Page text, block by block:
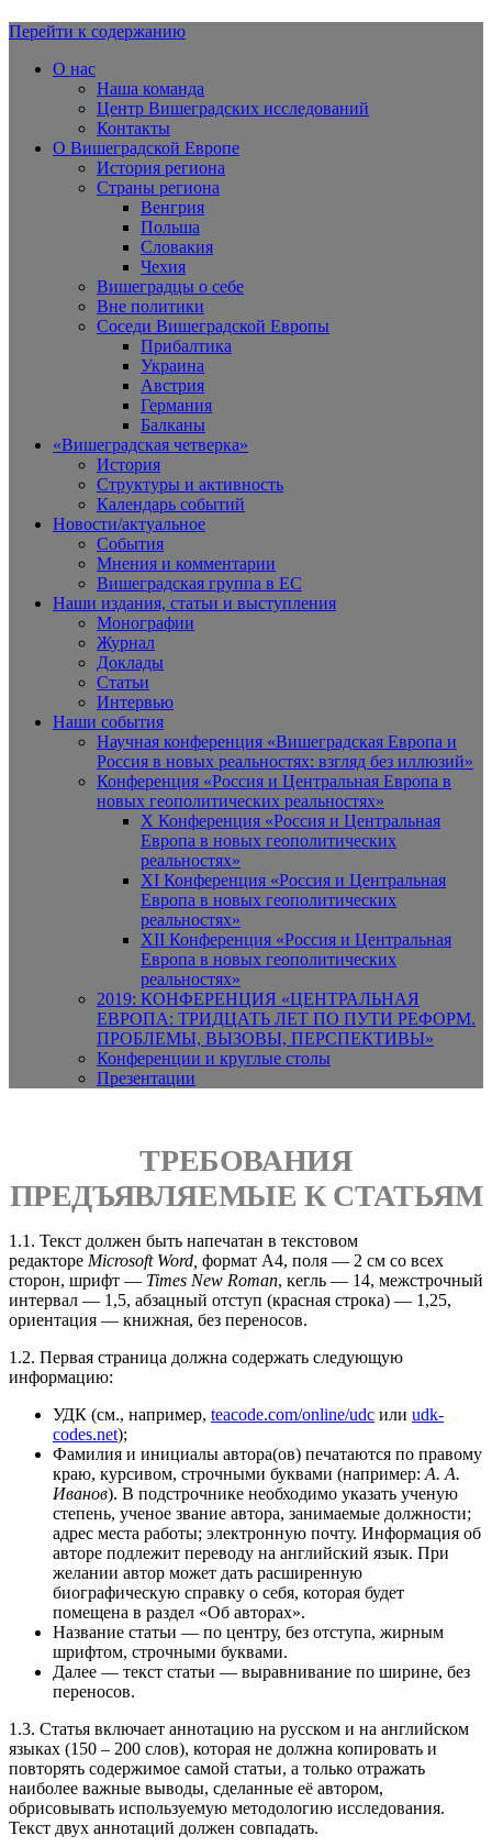
Вишеградская Европа
Перейти к содержанию
О нас
Наша команда
Центр Вишеградских исследований
Контакты
О Вишеградской Европе
История региона
Страны региона
Венгрия
Польша
Словакия
Чехия
Вишеградцы о себе
Вне политики
Соседи Вишеградской Европы
Прибалтика
Украина
Австрия
Германия
Балканы
«Вишеградская четверка»
История
Структуры и активность
Календарь событий
Новости/актуальное
События
Мнения и комментарии
Вишеградская группа в ЕС
Наши издания, статьи и выступления
Монографии
Журнал
Доклады
Статьи
Интервью
Наши события
Научная конференция «Вишеградская Европа и
Россия в новых реальностях: взгляд без иллюзий»
Конференция «Россия и Центральная Европа в
новых геополитических реальностях»
X Конференция «Россия и Центральная
Европа в новых геополитических
реальностях»
XI Конференция «Россия и Центральная
Европа в новых геополитических
реальностях»
XII Конференция «Россия и Центральная
Европа в новых геополитических
реальностях»
2019: КОНФЕРЕНЦИЯ «ЦЕНТРАЛЬНАЯ
ЕВРОПА: ТРИДЦАТЬ ЛЕТ ПО ПУТИ РЕФОРМ.
ПРОБЛЕМЫ, ВЫЗОВЫ, ПЕРСПЕКТИВЫ»
Конференции и круглые столы
Презентации
ТРЕБОВАНИЯ
ПРЕДЪЯВЛЯЕМЫЕ К СТАТЬЯМ
1.1. Текст должен быть напечатан в текстовом
редакторе Microsoft Word, формат А4, поля ― 2 см со всех
сторон, шрифт ― Times New Roman, кегль ― 14, межстрочный
интервал ― 1,5, абзацный отступ (красная строка) ― 1,25,
ориентация ― книжная, без переносов.
1.2. Первая страница должна содержать следующую
информацию:
УДК (см., например, teacode.com/online/udc или udk-
codes.net);
Фамилия и инициалы автора(ов) печатаются по правому
краю, курсивом, строчными буквами (например: А. А.
Иванов). В подстрочнике необходимо указать ученую
степень, ученое звание автора, занимаемые должности;
адрес места работы; электронную почту. Информация об
авторе подлежит переводу на английский язык. При
желании автор может дать расширенную
биографическую справку о себя, которая будет
помещена в раздел «Об авторах».
Название статьи ― по центру, без отступа, жирным
шрифтом, строчными буквами.
Далее ― текст статьи ― выравнивание по ширине, без
переносов.
1.3. Статья включает аннотацию на русском и на английском
языках (150 – 200 слов), которая не должна копировать и
повторять содержимое самой статьи, а только отражать
наиболее важные выводы, сделанные её автором,
обрисовывать используемую методологию исследования.
Текст двух аннотаций должен совпадать.